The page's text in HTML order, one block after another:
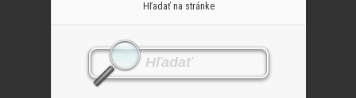
Hľadať na stránke